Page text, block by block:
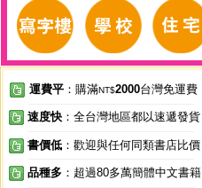
運費平 ：購滿NT$2000台灣免運費
速度快 ：全台灣地區都以速遞發貨
書價低 ：歡迎與任何同類書店比價
品種多 ：超過80多萬簡體中文書籍